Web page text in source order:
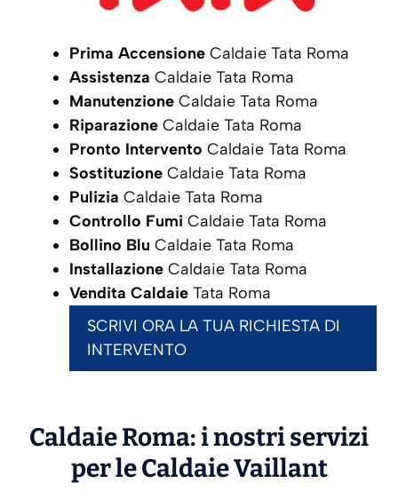
Prima Accensione Caldaie Tata Roma
Assistenza Caldaie Tata Roma
Manutenzione Caldaie Tata Roma
Riparazione Caldaie Tata Roma
Pronto Intervento Caldaie Tata Roma
Sostituzione Caldaie Tata Roma
Pulizia Caldaie Tata Roma
Controllo Fumi Caldaie Tata Roma
Bollino Blu Caldaie Tata Roma
Installazione Caldaie Tata Roma
Vendita Caldaie Tata Roma
SCRIVI ORA LA TUA RICHIESTA DI
INTERVENTO
Caldaie Roma: i nostri servizi
per le CaldaieVaillant